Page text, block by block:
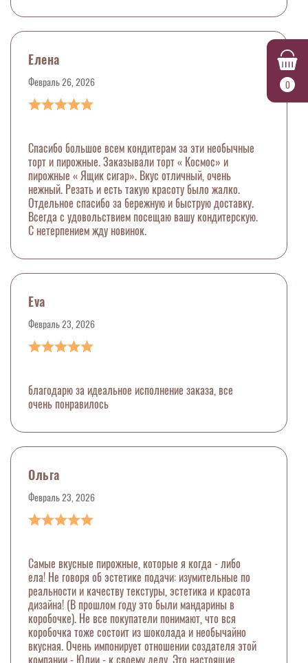
0
Елена
Февраль 26, 2026
Спасибо большое всем кондитерам за эти необычные
торт и пирожные. Заказывали торт « Космос» и
пирожные « Ящик сигар». Вкус отличный, очень
нежный. Резать и есть такую красоту было жалко.
Отдельное спасибо за бережную и быструю доставку.
Всегда с удовольствием посещаю вашу кондитерскую.
С нетерпением жду новинок.
Eva
Февраль 23, 2026
благодарю за идеальное исполнение заказа, все
очень понравилось
Ольга
Февраль 23, 2026
Самые вкусные пирожные, которые я когда - либо
ела! Не говоря об эстетике подачи: изумительные по
реальности и качеству текстуры, эстетика и красота
дизайна! (В прошлом году это были мандарины в
коробочке). Не все покупатели понимают, что вся
коробочка тоже состоит из шоколада и необычайно
вкусная. Очень импонирует отношении создателя этой
компании - Юлии - к своему делу. Это настоящие